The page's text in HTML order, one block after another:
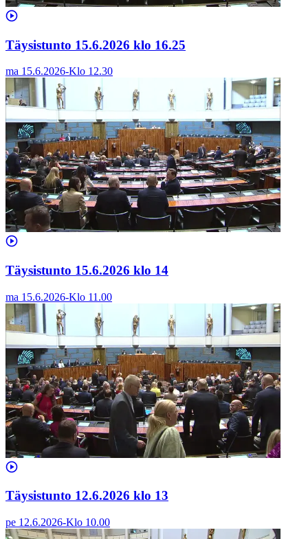
Täysistunto 15.6.2026 klo 16.25
ma 15.6.2026-Klo 12.30
Täysistunto 15.6.2026 klo 14
ma 15.6.2026-Klo 11.00
Täysistunto 12.6.2026 klo 13
pe 12.6.2026-Klo 10.00